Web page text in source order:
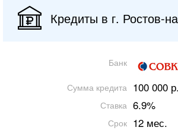
Кредиты в г. Ростов-
Банк
Сумма кредита 100 000 р.
Ставка 6.9%
Срок 12 мес.